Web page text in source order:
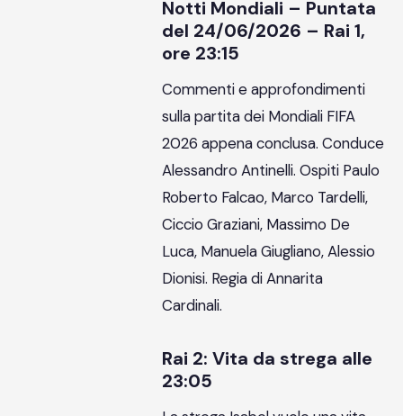
Notti Mondiali – Puntata
del 24/06/2026 – Rai 1,
ore 23:15
Commenti e approfondimenti
sulla partita dei Mondiali FIFA
2026 appena conclusa. Conduce
Alessandro Antinelli. Ospiti Paulo
Roberto Falcao, Marco Tardelli,
Ciccio Graziani, Massimo De
Luca, Manuela Giugliano, Alessio
Dionisi. Regia di Annarita
Cardinali.
Rai 2: Vita da strega alle
23:05